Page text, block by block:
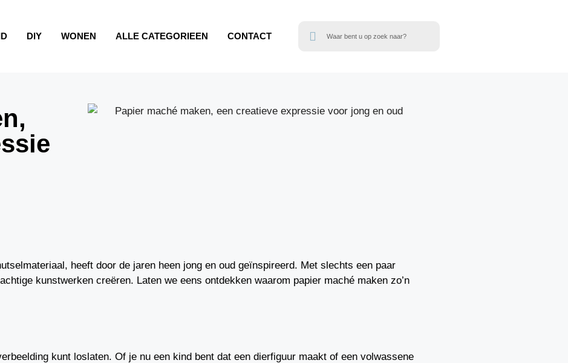
DIY WONEN ALLE CATEGORIEEN CONTACT
heeft door de jaren heen jong en oud geïnspireerd. Met slechts een paar
kunstwerken creëren. Laten we eens ontdekken waarom papier maché maken zo’n
kunt loslaten. Of je nu een kind bent dat een dierfiguur maakt of een volwassene